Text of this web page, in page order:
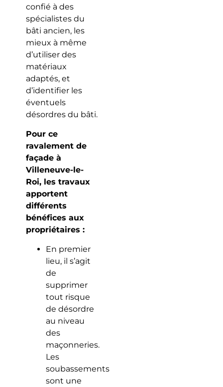
confié à des
spécialistes du
bâti ancien, les
mieux à même
d’utiliser des
matériaux
adaptés, et
d’identifier les
éventuels
désordres du bâti.
Pour ce
ravalement de
façade à
Villeneuve-le-
Roi, les travaux
apportent
différents
bénéfices aux
propriétaires :
En premier
lieu, il s’agit
de
supprimer
tout risque
de désordre
au niveau
des
maçonneries.
Les
soubassements
sont une